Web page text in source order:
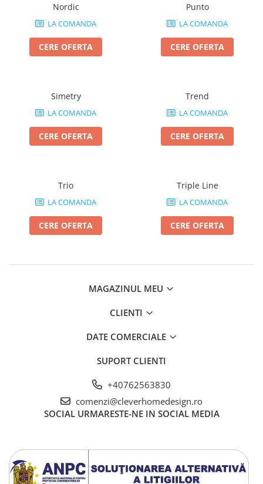
Nordic
LA COMANDA
CERE OFERTA
Punto
LA COMANDA
CERE OFERTA
Simetry
LA COMANDA
CERE OFERTA
Trend
LA COMANDA
CERE OFERTA
Trio
LA COMANDA
CERE OFERTA
Triple Line
LA COMANDA
CERE OFERTA
MAGAZINUL MEU
CLIENTI
DATE COMERCIALE
SUPORT CLIENTI
+40762563830
comenzi@cleverhomedesign.ro
SOCIAL URMARESTE-NE IN SOCIAL MEDIA